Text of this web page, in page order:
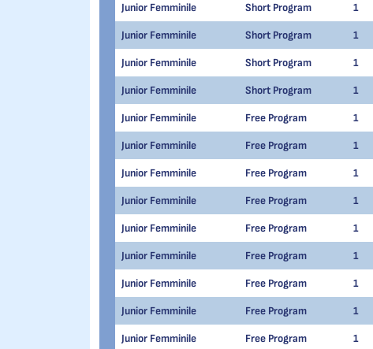
Junior Femminile Short Program 1
Junior Femminile Short Program 1
Junior Femminile Short Program 1
Junior Femminile Short Program 1
Junior Femminile Free Program 1
Junior Femminile Free Program 1
Junior Femminile Free Program 1
Junior Femminile Free Program 1
Junior Femminile Free Program 1
Junior Femminile Free Program 1
Junior Femminile Free Program 1
Junior Femminile Free Program 1
Junior Femminile Free Program 1